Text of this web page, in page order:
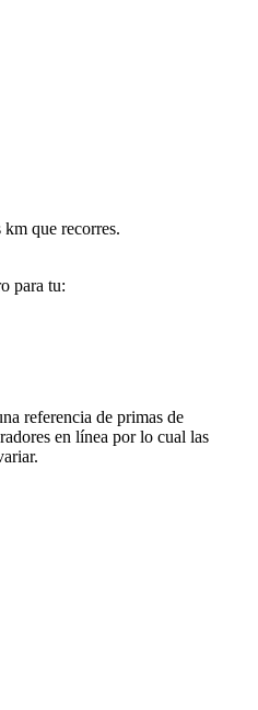
que recorres.
para tu:
referencia de primas de
en línea por lo cual las